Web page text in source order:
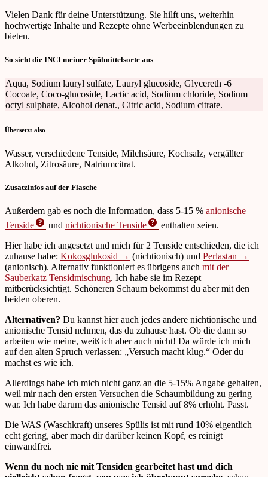
Vielen Dank für deine Unterstützung. Sie hilft uns, weiterhin
hochwertige Inhalte und Rezepte ohne Werbeeinblendungen zu
bieten.
So sieht die INCI meiner Spülmittelsorte aus
Aqua, Sodium lauryl sulfate, Lauryl glucoside, Glycereth -6
Cocoate, Coco-glucoside, Lactic acid, Sodium chloride, Sodium
octyl sulphate, Alcohol denat., Citric acid, Sodium citrate.
Übersetzt also
Wasser, verschiedene Tenside, Milchsäure, Kochsalz, vergällter
Alkohol, Zitrosäure, Natriumcitrat.
Zusatzinfos auf der Flasche
Außerdem gab es noch die Information, dass 5-15 % anionische
Tenside
und nichtionische Tenside
enthalten seien.
Hier habe ich angesetzt und mich für 2 Tenside entschieden, die ich
zuhause habe: Kokosglukosid → (nichtionisch) und Perlastan →
(anionisch). Alternativ funktioniert es übrigens auch mit der
Sauberkatz Tensidmischung. Ich habe sie im Rezept
mitberücksichtigt. Schöneren Schaum bekommst du aber mit den
beiden oberen.
Alternativen? Du kannst hier auch jedes andere nichtionische und
anionische Tensid nehmen, das du zuhause hast. Ob die dann so
arbeiten wie meine, weiß ich aber auch nicht! Da würde ich mich
auf den alten Spruch verlassen: „Versuch macht klug.“ Oder du
machst es wie ich.
Allerdings habe ich mich nicht ganz an die 5-15% Angabe gehalten,
weil mir nach den ersten Versuchen die Schaumbildung zu gering
war. Ich habe darum das anionische Tensid auf 8% erhöht. Passt.
Die WAS (Waschkraft) unseres Spülis ist mit rund 10% eigentlich
echt gering, aber mach dir darüber keinen Kopf, es reinigt
einwandfrei.
Wenn du noch nie mit Tensiden gearbeitet hast und dich